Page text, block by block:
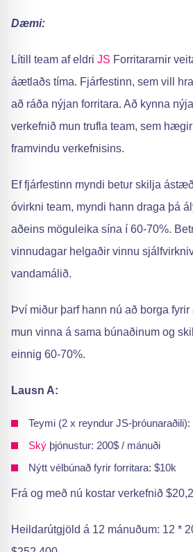
Dæmi:
Lítill team af eldri JS Forritararnir
áætlaðs tíma. Fjárfestinn, sem vill
að ráða nýjan forritara. Að kynna
verkefnið mun trufla team, sem
framvindu verkefnisins.
Ef fjárfestinn myndi betur skilja
óvirkni team, myndi hann draga þá
aðeins möguleika sína í 60-70%.
vinnudagar helgaðir vinnu
vandamálið.
Því miður þarf hann nú að borga
mun vinna á sama búnaðinum og
einnig 60-70%.
Lausn A:
Teymi (2 x reyndur JS-
Ský þjónustur: 200$ / mánuði
Nýtt vélbúnað fyrir forritara: $10k
Frá og með nú kostar verkefnið
Heildarútgjöld á 12 mánuðum: 12 *